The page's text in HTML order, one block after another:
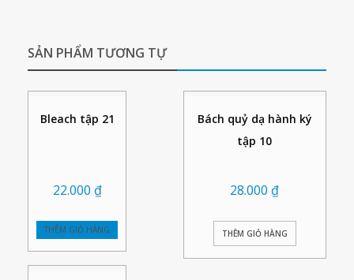
SẢN PHẨM TƯƠNG TỰ
Bleach tập 21
22.000 ₫
THÊM GIỎ HÀNG
Bách quỷ dạ hành ký
tập 10
28.000 ₫
THÊM GIỎ HÀNG